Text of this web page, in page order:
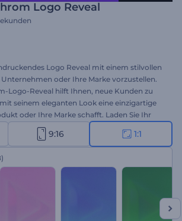
Logo Reveal
Logo Reveal mit einem stilvollen
oder Ihre Marke vorzustellen.
Logo-Reveal hilft Ihnen, neue Kunden zu
seinem eleganten Look eine einzigartige
oder Ihre Marke schafft. Laden Sie Ihr
Ihren bevorzugten Stil und erhalten Sie mit
Logoanimation. Perfekt geeignet
Markenwerbung, Präsentationen
und vieles mehr. Testen Sie es jetzt!
9:16 1:1